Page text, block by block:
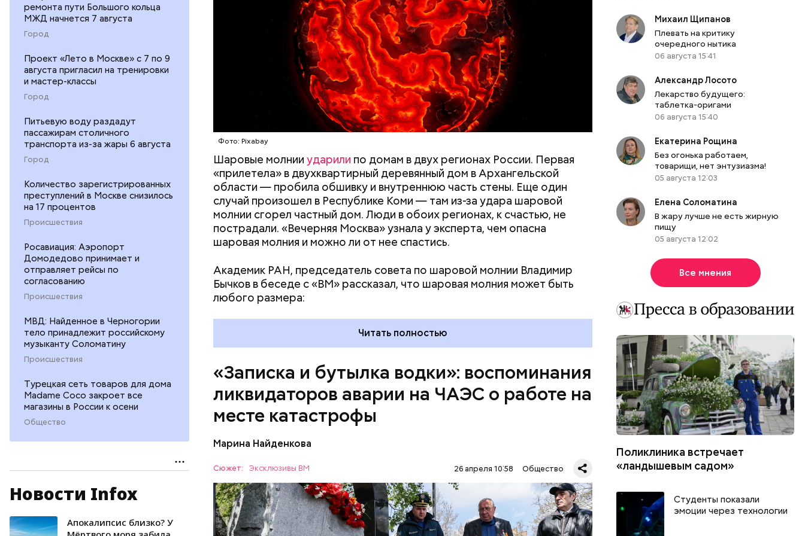
ремонта пути Большого кольца
МЖД начнется 7 августа
Город
Проект «Лето в Москве» с 7 по 9
августа пригласил на тренировки
и мастер-классы
Город
Питьевую воду раздадут
пассажирам столичного
транспорта из-за жары 6 августа
Город
Количество зарегистрированных
преступлений в Москве снизилось
на 17 процентов
Происшествия
Росавиация: Аэропорт
Домодедово принимает и
отправляет рейсы по
согласованию
Происшествия
МВД: Найденное в Черногории
тело принадлежит российскому
музыканту Соломатину
Происшествия
Турецкая сеть товаров для дома
Madame Coco закроет все
магазины в России к осени
Общество
Новости Infox
Апокалипсис близко? У
Фото: Pixabay
Шаровые молнииударили по домам в двух регионах России. Первая
«прилетела» в двухквартирный деревянный дом в Архангельской
области — пробила обшивку и внутреннюю часть стены. Еще один
случай произошел в Республике Коми — там из-за удара шаровой
молнии сгорел частный дом. Люди в обоих регионах, к счастью, не
пострадали. «Вечерняя Москва» узнала у эксперта, чем опасна
шаровая молния и можно ли от нее спастись.
Академик РАН, председатель совета по шаровой молнии Владимир
Бычков в беседе с «ВМ» рассказал, что шаровая молния может быть
любого размера:
Читать полностью
«Записка и бутылка водки»: воспоминания
ликвидаторов аварии на ЧАЭС о работе на
месте катастрофы
Марина Найденкова
Сюжет: Эксклюзивы ВМ 26 апреля 10:58 Общество
Специалист гражданской обороны Московского авиацентра Владимир
Макеев в 1986 году служил в Киеве в отдельном механизированном
полку гражданской обороны. На тот момент, когда произошла авария
на Чернобыльской атомной станции, ему было 26 лет.
— Об аварии я узнал 26 апреля, когда нас подняли по тревоге. Мы были
дома, за нами приехал транспорт. Привезли в полк. Построились.
Сказали, что произошло. Создали мобильный отряд. Через несколько
часов мы направились в сторону Чернобыля, — вспоминает Макеев.
АВАРИИ ЧЕРНОБЫЛЬ ИСТОРИЯ
Михаил Щипанов
Плевать на критику
очередного нытика
06 августа 15:41
Александр Лосото
Лекарство будущего:
таблетка-оригами
06 августа 15:40
Екатерина Рощина
Без огонька работаем,
товарищи, нет энтузиазма!
05 августа 12:03
Елена Соломатина
В жару лучше не есть жирную
пищу
05 августа 12:02
Все мнения
Поликлиника встречает
«ландышевым садом»
Студенты показали
эмоции через технологии